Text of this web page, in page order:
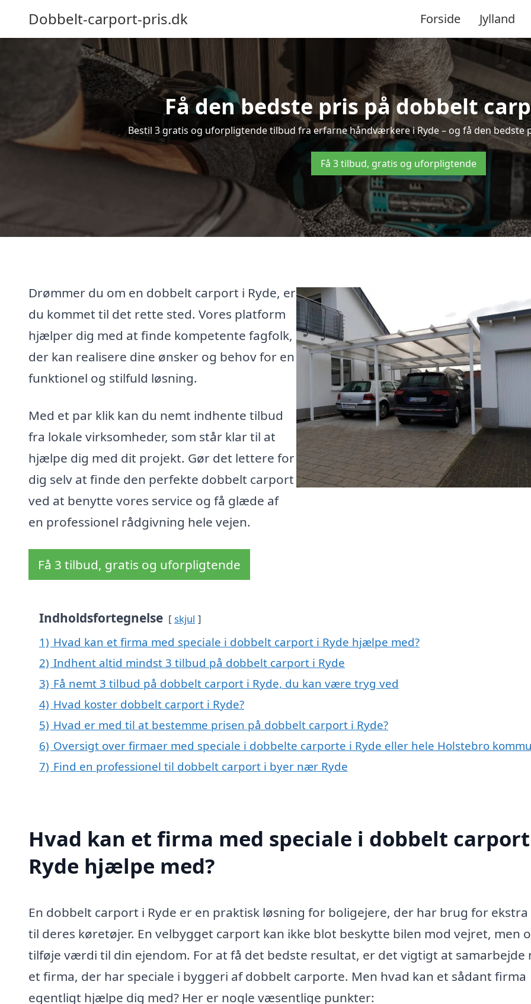
Dobbelt-carport-pris.dk Forside Jylland
Få den bedste pris på dobbelt
Bestil 3 gratis og uforpligtende tilbud fra erfarne håndværkere i Ryde – og få den bedste
Få 3 tilbud, gratis og uforpligtende
Drømmer du om en dobbelt carport i Ryde, er
du kommet til det rette sted. Vores platform
hjælper dig med at finde kompetente fagfolk,
der kan realisere dine ønsker og behov for en
funktionel og stilfuld løsning.
Med et par klik kan du nemt indhente tilbud
fra lokale virksomheder, som står klar til at
hjælpe dig med dit projekt. Gør det lettere for
dig selv at finde den perfekte dobbelt carport
ved at benytte vores service og få glæde af
en professionel rådgivning hele vejen.
Få 3 tilbud, gratis og uforpligtende
Indholdsfortegnelse skjul
1) Hvad kan et firma med speciale i dobbelt carport i Ryde hjælpe med?
2) Indhent altid mindst 3 tilbud på dobbelt carport i Ryde
3) Få nemt 3 tilbud på dobbelt carport i Ryde, du kan være tryg ved
4) Hvad koster dobbelt carport i Ryde?
5) Hvad er med til at bestemme prisen på dobbelt carport i Ryde?
6) Oversigt over firmaer med speciale i dobbelte carporte i Ryde eller hele Holstebro
7) Find en professionel til dobbelt carport i byer nær Ryde
Hvad kan et firma med speciale i dobbelt
Ryde hjælpe med?
En dobbelt carport i Ryde er en praktisk løsning for boligejere, der har brug for ekstra
til deres køretøjer. En velbygget carport kan ikke blot beskytte bilen mod vejret, men
tilføje værdi til din ejendom. For at få det bedste resultat, er det vigtigt at samarbejde
et firma, der har speciale i byggeri af dobbelt carporte. Men hvad kan et sådant firma
egentligt hjælpe dig med? Her er nogle væsentlige punkter: